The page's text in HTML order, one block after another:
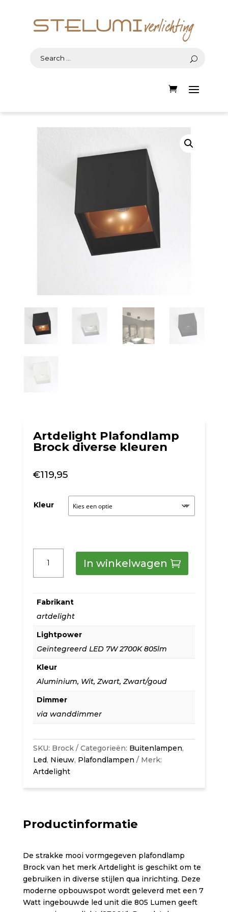
Artdelight Plafondlamp
Brock diverse kleuren
€119,95
Kleur
Plafondlamp
Brock
kleuren
aantal
In winkelwagen
Fabrikant
artdelight
Lightpower
Geïntegreerd LED 7W 2700K 805lm
Kleur
Aluminium, Wit, Zwart, Zwart/goud
Dimmer
via wanddimmer
SKU: Brock Categorieën: Buitenlampen,
Led, Nieuw, Plafondlampen
Merk:
Artdelight
Productinformatie
De strakke mooi vormgegeven plafondlamp
Brock van het merk Artdelight is geschikt om te
gebruiken in diverse stijlen qua inrichting. Deze
moderne opbouwspot wordt geleverd met een 7
Watt ingebouwde led unit die 805 Lumen geeft